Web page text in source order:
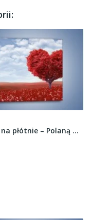
Obraz na płótnie – Polaną w stronę miłości –...